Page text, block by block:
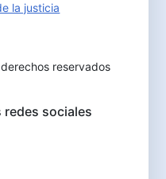
la justicia
reservados
sociales